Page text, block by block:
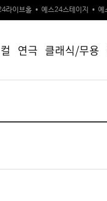
라이브홀 예스24스테이지 예
연극 클래식/무용